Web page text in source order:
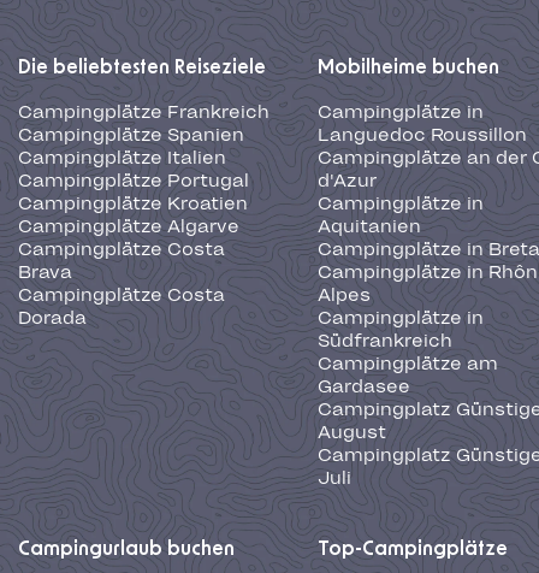
Die beliebtesten Reiseziele
Campingplätze Frankreich
Campingplätze Spanien
Campingplätze Italien
Campingplätze Portugal
Campingplätze Kroatien
Campingplätze Algarve
Campingplätze Costa
Brava
Campingplätze Costa
Dorada
Mobilheime buchen
Campingplätze in
Languedoc Roussillon
Campingplätze an der
d'Azur
Campingplätze in
Aquitanien
Campingplätze in
Campingplätze in
Alpes
Campingplätze in
Südfrankreich
Campingplätze am
Gardasee
Campingplatz
August
Campingplatz
Juli
Campingurlaub buchen Top-Campingplätze